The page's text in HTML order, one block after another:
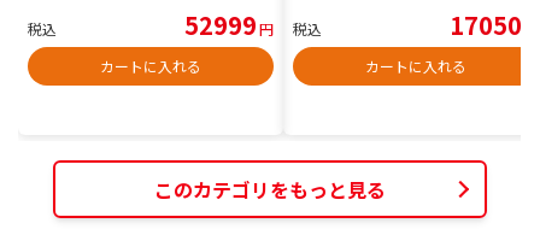
税込 52999円
カートに入れる
税込 17050
カートに入れる
このカテゴリをもっと見る